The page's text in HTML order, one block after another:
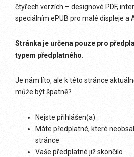
čtyřech verzích – designové PDF,
speciálním ePUB pro malé displeje a
Stránka je určena pouze pro
typem předplatného.
Je nám líto, ale k této stránce
může být špatně?
Nejste přihlášen(a)
Máte předplatné, které
stránce
Vaše předplatné již skončilo